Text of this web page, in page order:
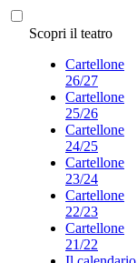
Scopri il teatro
Cartellone
26/27
Cartellone
25/26
Cartellone
24/25
Cartellone
23/24
Cartellone
22/23
Cartellone
21/22